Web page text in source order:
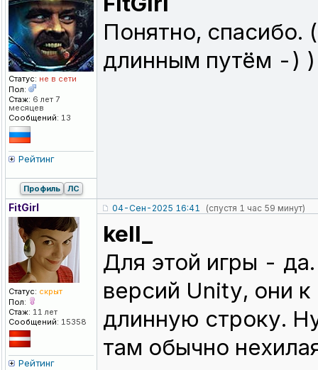
Статус: не в сети
Пол:
Стаж: 6 лет 7
месяцев
Сообщений: 13
Рейтинг
Понятно, спасибо.
длинным путём -) )
Профиль ЛС
FitGirl
Статус: скрыт
Пол:
Стаж: 11 лет
Сообщений: 15358
Рейтинг
04-Сен-2025 16:41 (спустя 1 час 59 минут)
kell_
Для этой игры -
версий Unity, они
длинную строку.
там обычно